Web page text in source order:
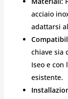
acciaio
adattarsi
chiave sia
Iseo e con
esistente.